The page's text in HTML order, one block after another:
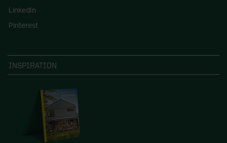
LinkedIn
Pinterest
INSPIRATION